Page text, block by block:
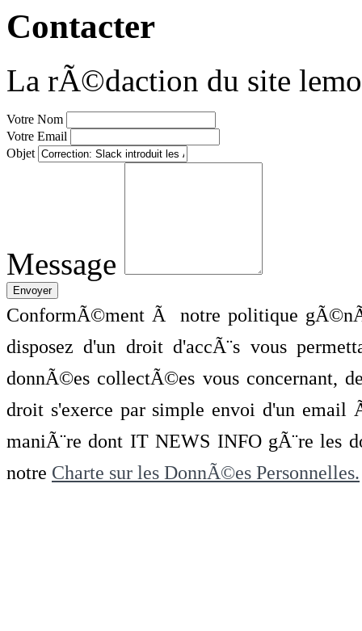
Contacter
La rÃ©daction du site
Votre Nom
Votre Email
Objet
Message
ConformÃ©ment Ã notre politique
disposez d'un droit d'accÃ¨s vous
donnÃ©es collectÃ©es vous concernant,
droit s'exerce par simple envoi d'un
maniÃ¨re dont IT NEWS INFO gÃ¨re les
notre Charte sur les DonnÃ©es Personnelles.